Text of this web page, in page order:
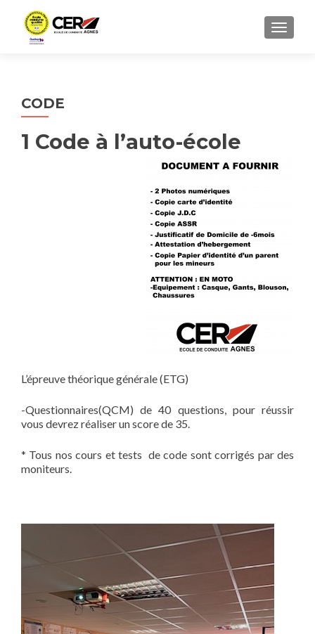
CODE
1 Code à l’auto-école
L’épreuve théorique générale (ETG)
-Questionnaires(QCM) de 40 questions, pour réussir
vous devrez réaliser un score de 35.
* Tous nos cours et tests de code sont corrigés par des
moniteurs.